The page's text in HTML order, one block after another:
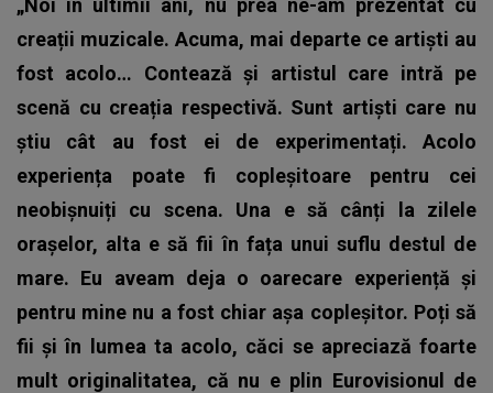
creații muzicale. Acuma, mai departe ce artiști au
fost acolo… Contează și artistul care intră pe
scenă cu creația respectivă. Sunt artiști care nu
știu cât au fost ei de experimentați. Acolo
experiența poate fi copleșitoare pentru cei
neobișnuiți cu scena. Una e să cânți la zilele
orașelor, alta e să fii în fața unui suflu destul de
mare. Eu aveam deja o oarecare experiență și
pentru mine nu a fost chiar așa copleșitor. Poți să
fii și în lumea ta acolo, căci se apreciază foarte
mult originalitatea, că nu e plin Eurovisionul de